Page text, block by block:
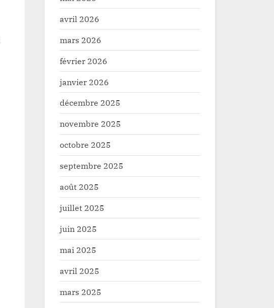
avril 2026
mars 2026
février 2026
janvier 2026
décembre 2025
novembre 2025
octobre 2025
septembre 2025
août 2025
juillet 2025
juin 2025
mai 2025
avril 2025
mars 2025